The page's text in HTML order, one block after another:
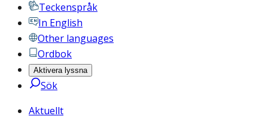
Teckenspråk
In English
Other languages
Ordbok
Aktivera lyssna
Sök
Aktuellt